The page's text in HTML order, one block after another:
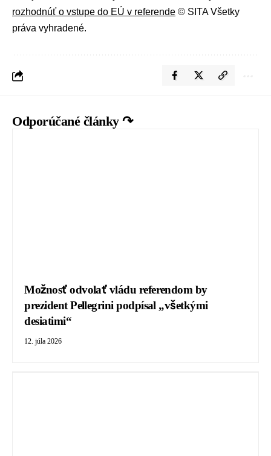
rozhodnúť o vstupe do EÚ v referende © SITA Všetky
práva vyhradené.
Odporúčané články ↷
Možnosť odvolať vládu referendom by
prezident Pellegrini podpísal „všetkými
desiatimi“
12. júla 2026